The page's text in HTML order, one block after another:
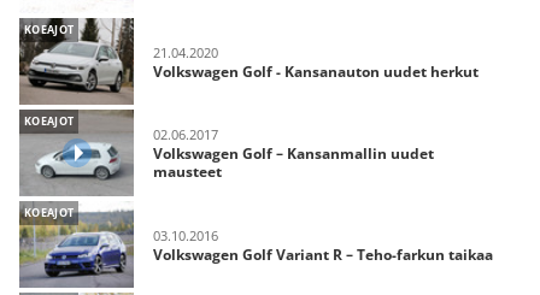
KOEAJOT
21.04.2020
Volkswagen Golf - Kansanauton uudet herkut
KOEAJOT
02.06.2017
Volkswagen Golf – Kansanmallin uudet
mausteet
KOEAJOT
03.10.2016
Volkswagen Golf Variant R – Teho-farkun taikaa